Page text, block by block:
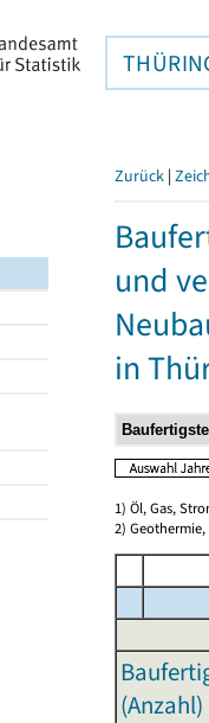
Zurück |
und
in
1) Öl, Gas,
2)
(Anzahl)